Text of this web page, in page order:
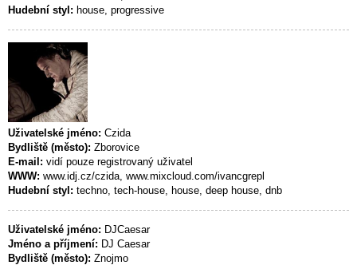
Hudební styl: house, progressive
Uživatelské jméno: Czida
Bydliště (město): Zborovice
E-mail: vidí pouze registrovaný uživatel
WWW: www.idj.cz/czida, www.mixcloud.com/ivancgrepl
Hudební styl: techno, tech-house, house, deep house, dnb
Uživatelské jméno: DJCaesar
Jméno a příjmení: DJ Caesar
Bydliště (město): Znojmo